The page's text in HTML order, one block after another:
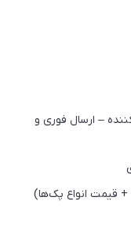
– ارسال فوری و
قیمت انواع پک‌ها)